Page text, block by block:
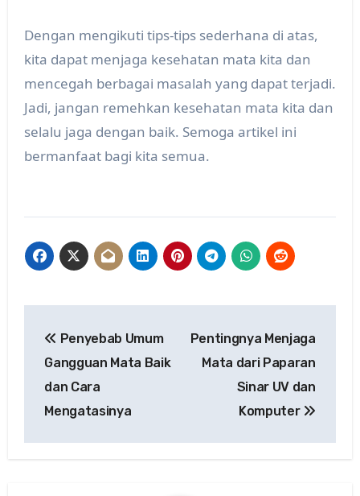
Dengan mengikuti tips-tips sederhana di atas,
kita dapat menjaga kesehatan mata kita dan
mencegah berbagai masalah yang dapat terjadi.
Jadi, jangan remehkan kesehatan mata kita dan
selalu jaga dengan baik. Semoga artikel ini
bermanfaat bagi kita semua.
navigation
Penyebab Umum
Gangguan Mata Baik
dan Cara
Mengatasinya
Pentingnya Menjaga
Mata dari Paparan
Sinar UV dan
Komputer